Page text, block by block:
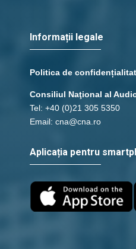
Informații legale
Politica de
Consiliul Naţional al
Tel: +40 (0)21 305 5350
Email: cna@cna.ro
Aplicația pentru